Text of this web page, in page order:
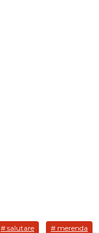
# salutare # merenda